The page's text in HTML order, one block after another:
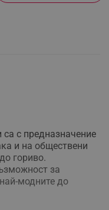
с предназначение
и на обществени
гориво.
за
модните до